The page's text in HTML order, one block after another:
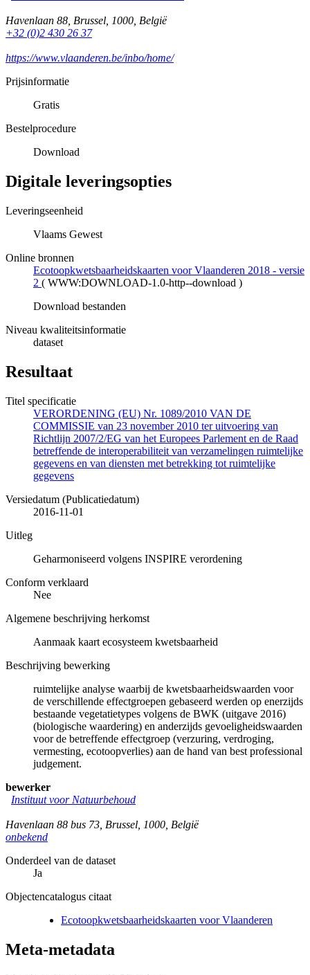
Havenlaan 88, Brussel, 1000, België
+32 (0)2 430 26 37
https://www.vlaanderen.be/inbo/home/
Prijsinformatie
Gratis
Bestelprocedure
Download
Digitale leveringsopties
Leveringseenheid
Vlaams Gewest
Online bronnen
Ecotoopkwetsbaarheidskaarten voor Vlaanderen 2018 - versie
2 ( WWW:DOWNLOAD-1.0-http--download )
Download bestanden
Niveau kwaliteitsinformatie
dataset
Resultaat
Titel specificatie
VERORDENING (EU) Nr. 1089/2010 VAN DE
COMMISSIE van 23 november 2010 ter uitvoering van
Richtlijn 2007/2/EG van het Europees Parlement en de Raad
betreffende de interoperabiliteit van verzamelingen ruimtelijke
gegevens en van diensten met betrekking tot ruimtelijke
gegevens
Versiedatum (Publicatiedatum)
2016-11-01
Uitleg
Geharmoniseerd volgens INSPIRE verordening
Conform verklaard
Nee
Algemene beschrijving herkomst
Aanmaak kaart ecosysteem kwetsbaarheid
Beschrijving bewerking
ruimtelijke analyse waarbij de kwetsbaarheidswaarden voor
de verschillende effectgroepen gebaseerd werden op enerzijds
bestaande vegetatietypes volgens de BWK (uitgave 2016)
(biologische waardering) en anderzijds gevoeligheidswaarden
voor de betreffende effectgroep (verzuring, verdroging,
vermesting, ecotoopverlies) aan de hand van best professional
judgement.
bewerker
Instituut voor Natuurbehoud
Havenlaan 88 bus 73 Brussel 1000 België
onbekend
Onderdeel van de dataset
Ja
Objectencatalogus citaat
Ecotoopkwetsbaarheidskaarten voor Vlaanderen
Meta-metadata